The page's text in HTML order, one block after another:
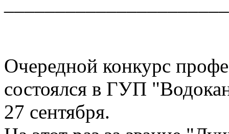
Очередной конкурс
состоялся в ГУП
27 сентября.